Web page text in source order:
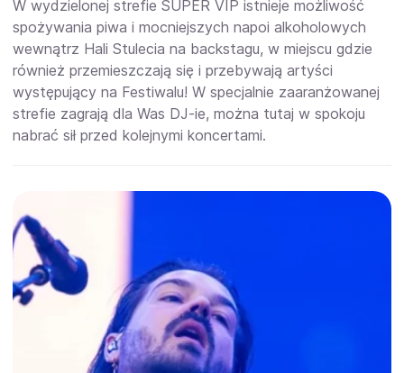
W wydzielonej strefie SUPER VIP istnieje możliwość
spożywania piwa i mocniejszych napoi alkoholowych
wewnątrz Hali Stulecia na backstagu, w miejscu gdzie
również przemieszczają się i przebywają artyści
występujący na Festiwalu! W specjalnie zaaranżowanej
strefie zagrają dla Was DJ-ie, można tutaj w spokoju
nabrać sił przed kolejnymi koncertami.